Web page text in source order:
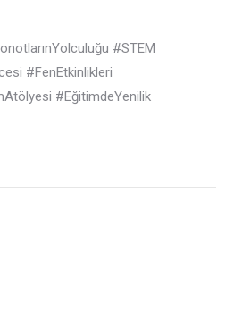
#STEM
#FenEtkinlikleri
#EğitimdeYenilik